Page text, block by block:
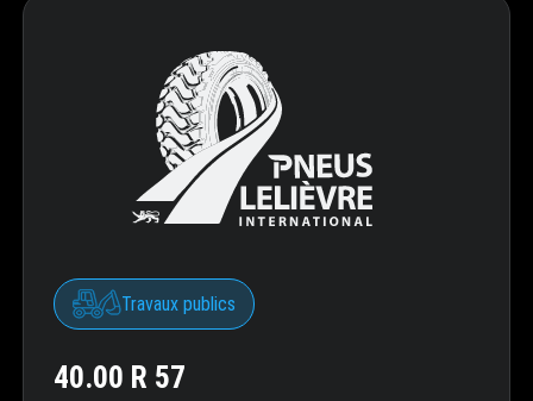
Travaux publics
40.00 R 57